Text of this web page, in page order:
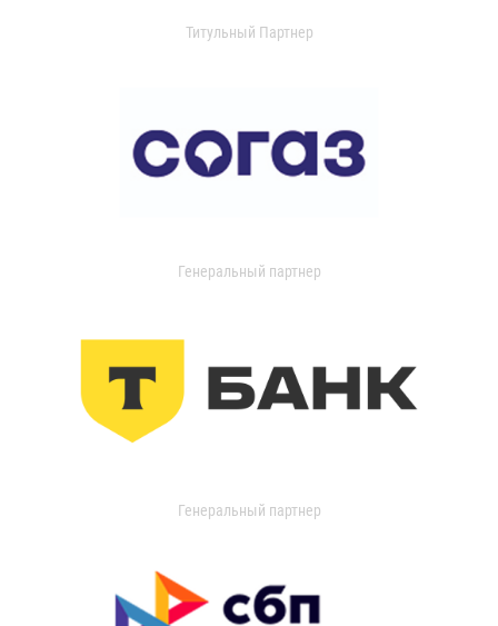
Титульный Партнер
Генеральный партнер
Генеральный партнер